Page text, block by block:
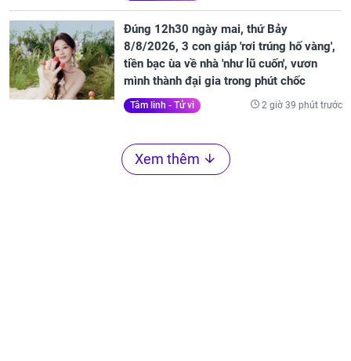
Đúng 12h30 ngày mai, thứ Bảy
8/8/2026, 3 con giáp 'rơi trúng hố vàng',
tiền bạc ùa về nhà 'như lũ cuốn', vươn
mình thành đại gia trong phút chốc
Tâm linh - Tử vi 2 giờ 39 phút trước
Xem thêm